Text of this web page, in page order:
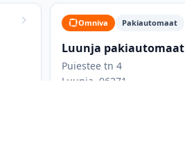
Omniva Pakiautomaat
Luunja pakiautomaat
Puiestee tn 4
Luunja, 96271